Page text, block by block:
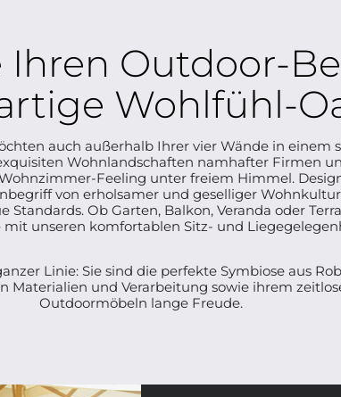
Ihren Outdoor-
Wohlfühl-
auch außerhalb Ihrer vier Wände in einem
Wohnlandschaften namhafter Firmen
Feeling unter freiem Himmel.
von erholsamer und geselliger
Ob Garten, Balkon, Veranda oder
unseren komfortablen Sitz- und
Linie: Sie sind die perfekte Symbiose aus
Materialien und Verarbeitung sowie ihrem
Outdoormöbeln lange Freude.